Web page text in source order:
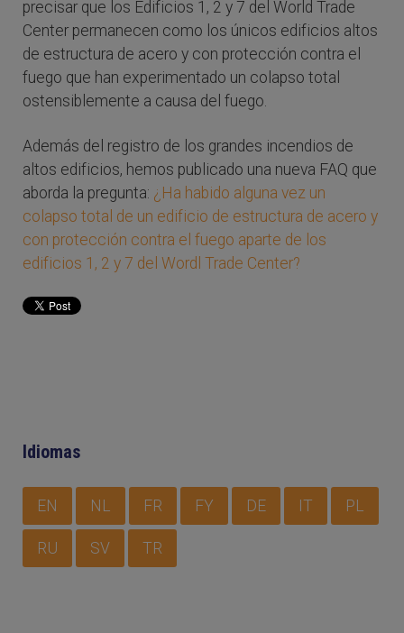
precisar que los Edificios 1, 2 y 7 del World Trade
Center permanecen como los únicos edificios altos
de estructura de acero y con protección contra el
fuego que han experimentado un colapso total
ostensiblemente a causa del fuego.
Además del registro de los grandes incendios de
altos edificios, hemos publicado una nueva FAQ que
aborda la pregunta: ¿Ha habido alguna vez un
colapso total de un edificio de estructura de acero y
con protección contra el fuego aparte de los
edificios 1, 2 y 7 del Wordl Trade Center?
Idiomas
EN NL FR FY DE IT PL
RU SV TR